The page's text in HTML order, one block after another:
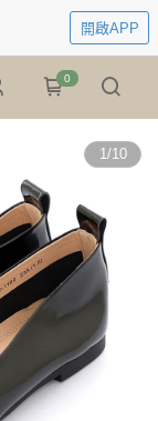
開啟APP
0
1/10